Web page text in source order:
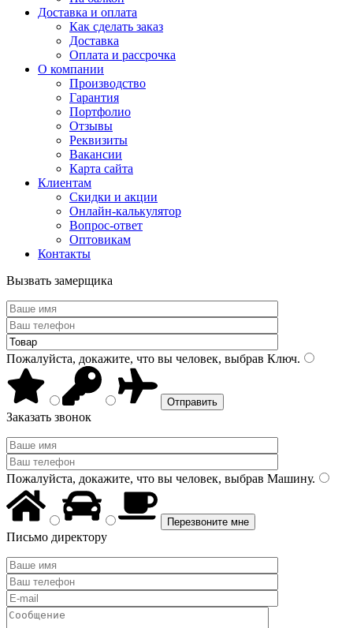
Доставка и оплата
Как сделать заказ
Доставка
Оплата и рассрочка
О компании
Производство
Гарантия
Портфолио
Отзывы
Реквизиты
Вакансии
Карта сайта
Клиентам
Скидки и акции
Онлайн-калькулятор
Вопрос-ответ
Оптовикам
Контакты
Вызвать замерщика
Пожалуйста, докажите, что вы человек, выбрав Ключ.
Заказать звонок
Пожалуйста, докажите, что вы человек, выбрав Машину.
Письмо директору